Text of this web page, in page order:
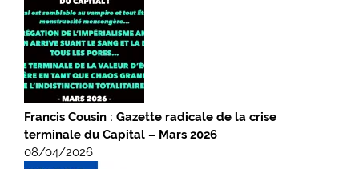
Francis Cousin : Gazette radicale de la crise
terminale du Capital – Mars 2026
08/04/2026